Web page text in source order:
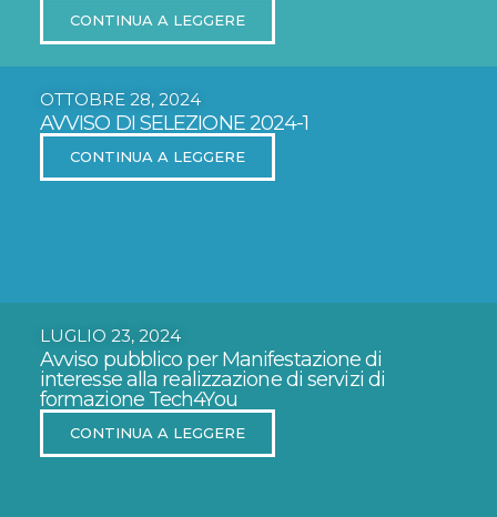
CONTINUA A LEGGERE
OTTOBRE 28, 2024
AVVISO DI SELEZIONE 2024-1
CONTINUA A LEGGERE
LUGLIO 23, 2024
Avviso pubblico per Manifestazione di
interesse alla realizzazione di servizi di
formazione Tech4You
CONTINUA A LEGGERE